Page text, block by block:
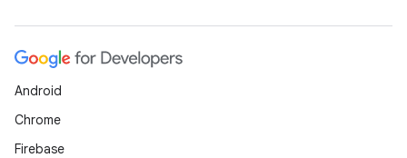
Android
Chrome
Firebase